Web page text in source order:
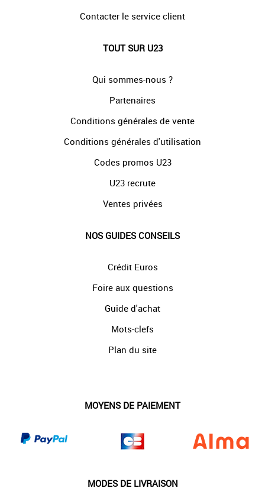
Contacter le service client
TOUT SUR U23
Qui sommes-nous ?
Partenaires
Conditions générales de vente
Conditions générales d'utilisation
Codes promos U23
U23 recrute
Ventes privées
NOS GUIDES CONSEILS
Crédit Euros
Foire aux questions
Guide d'achat
Mots-clefs
Plan du site
MOYENS DE PAIEMENT
MODES DE LIVRAISON